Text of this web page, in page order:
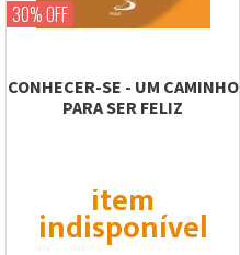
30% OFF
CONHECER-SE - UM CAMINHO
PARA SER FELIZ
item
indisponível